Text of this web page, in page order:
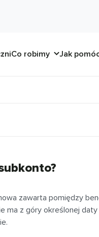
Co robimy Jak
zawarta pomiędzy
ma z góry określonej